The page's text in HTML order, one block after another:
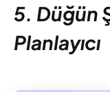
5. Düğün
Planlayıcı